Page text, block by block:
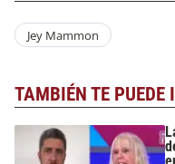
Jey Mammon
TAMBIÉN TE PUEDE